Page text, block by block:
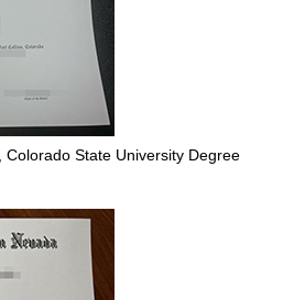
Colorado State University Degree